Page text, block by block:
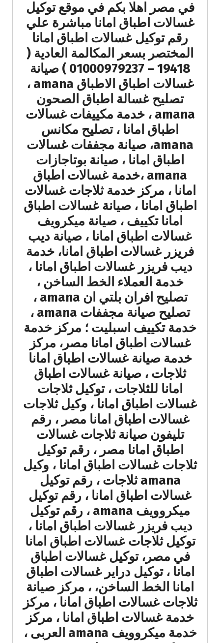
في مصر اهلا بكم في موقع توكيل
غسالات اطباق امانا مباشرة علي
رقم توكيل غسالات اطباق امانا
المختصر بسعر المكالمة العادية (
19418 – 01000979237 ) صيانة
غسالات اطباق الاطباق amana ،
تصليح غسالة اطباق الصحون
amana ، خدمة مكييفات غسالات
اطباق امانا ، تصليح مكانس
amana، صيانة مجففات غسالات
اطباق امانا ، صيانة بوتاجازات
amana ،خدمة غسالات اطباق
امانا ، مركز خدمة ثلاجات غسالات
اطباق امانا ، صيانة غسالات اطباق
امانا تكييف ، صيانة ميكرويف
غسالات اطباق امانا ، صيانة ديب
فريزر غسالات اطباق امانا، خدمة
ديب فريزر غسالات اطباق امانا ،
خدمة العملاء الخط الساخن ،
تصليح افران بلتي ان amana ،
تصليح صيانة مجففات amana ،
خدمة تكييف اسبليت ؛ مركز خدمة
غسالات اطباق امانا مصر، مركز
خدمة صيانة غسالات اطباق امانا
ثلاجات ، صيانة غسالات اطباق
امانا للثلاجات ، توكيل ثلاجات
غسالات اطباق امانا ، وكيل ثلاجات
غسالات اطباق امانا مصر ، رقم
تليفون صيانة ثلاجات غسالات
اطباق امانا مصر ، رقم توكيل
ثلاجات غسالات اطباق امانا ، وكيل
amana ثلاجات ، رقم توكيل
غسالات اطباق امانا ، رقم توكيل
ميكروويف amana ، رقم توكيل
ديب فريزر غسالات اطباق امانا ،
توكيل ثلاجات غسالات اطباق امانا
في مصر، توكيل غسالات اطباق
امانا ، توكيل دراير غسالات اطباق
امانا الخط الساخن، ، مركز صيانة
ثلاجات غسالات اطباق امانا ، مركز
خدمة غسالات اطباق امانا ، مركز
خدمة ميكروويف amana العربى ،